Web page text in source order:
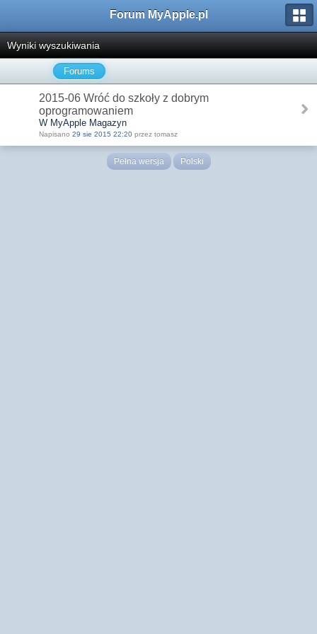
Forum MyApple.pl
Wyniki wyszukiwania
Forums
2015-06 Wróć do szkoły z dobrym
oprogramowaniem
W MyApple Magazyn
Napisano 29 sie 2015 22:20 przez tomasz
Pełna wersja Polski